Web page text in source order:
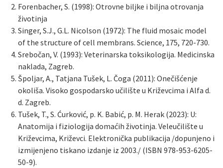
Forenbacher, S. (1998): Otrovne biljke i biljna otrovanja
životinja
Singer, S.J., G.L. Nicolson (1972): The fluid mosaic model
of the structure of cell membrans. Science, 175, 720-730.
Srebočan, V. (1993): Veterinarska toksikologija. Medicinska
naklada, Zagreb.
Špoljar, A., Tatjana Tušek, L. Čoga (2011): Onečišćenje
okoliša. Visoko gospodarsko učilište u Križevcima i Alfa d.
d. Zagreb.
Tušek, T., S. Ćurković, p. K. Babić, p. M. Herak (2023): U:
Anatomija i fiziologija domaćih životinja. Veleučilište u
Križevcima, Križevci. Elektronička publikacija /dopunjeno i
izmijenjeno tiskano izdanje iz 2003./ (ISBN 978-953-6205-
50-9).